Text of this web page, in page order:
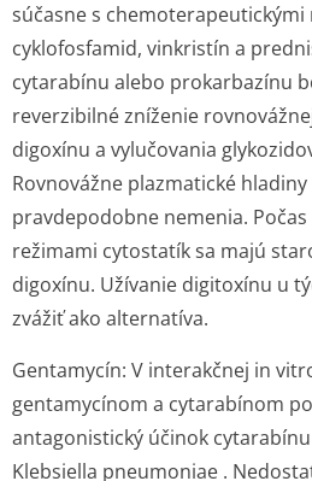
súčasne s
cyklofosfamid, vinkristín a
cytarabínu alebo prokarbazínu
reverzibilné zníženie
digoxínu a vylučovania
Rovnovážne plazmatické
pravdepodobne nemenia.
režimami cytostatík sa majú
digoxínu. Užívanie digitoxínu u
zvážiť ako alternatíva.
Gentamycín: V interakčnej in
gentamycínom a cytarabínom
antagonistický účinok
Klebsiella pneumoniae .